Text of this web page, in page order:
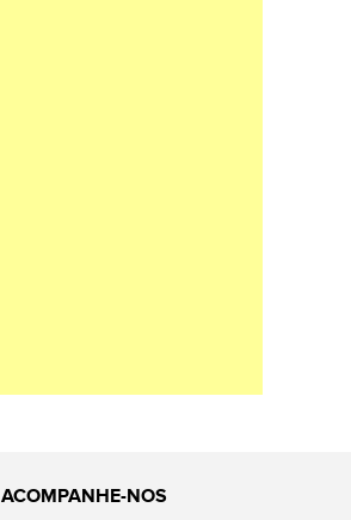
ACOMPANHE-NOS